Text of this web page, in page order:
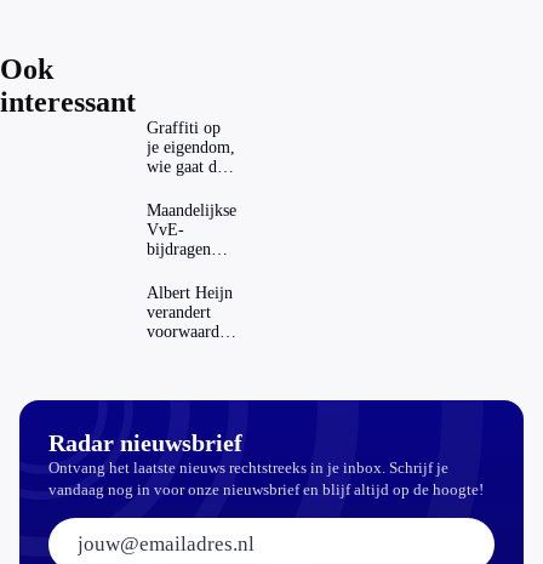
Ook
interessant
Graffiti op
je eigendom,
wie gaat dat
Maandelijkse
VvE-
bijdragen
dat invloed
op je
hypotheek?
Albert Heijn
verandert
voorwaarden
Radar nieuwsbrief
Ontvang het laatste nieuws rechtstreeks in je inbox. Schrijf je
vandaag nog in voor onze nieuwsbrief en blijf altijd op de hoogte!
E-mailadres: